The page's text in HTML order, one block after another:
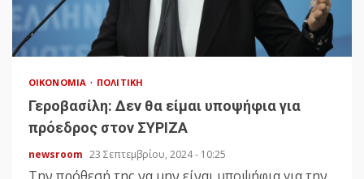
ΟΙΚΟΝΟΜΊΑ ΠΟΛΙΤΙΚΉ
Γεροβασίλη: Δεν θα είμαι υποψήφια για
πρόεδρος στον ΣΥΡΙΖΑ
newsroom 23 Σεπτεμβρίου, 2024 - 10:25